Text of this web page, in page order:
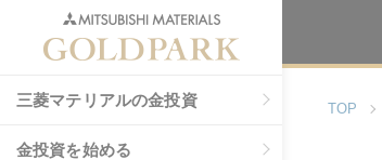
三菱マテリアルの金投資
金投資を始める
TOP